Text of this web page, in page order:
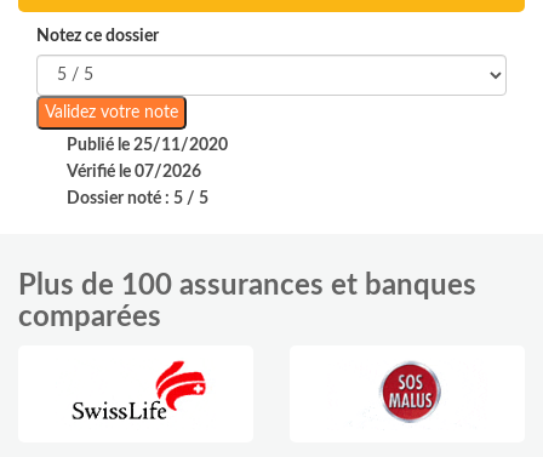
Notez ce dossier
Publié le 25/11/2020
Vérifié le 07/2026
Dossier noté : 5 / 5
Plus de 100 assurances et banques
comparées